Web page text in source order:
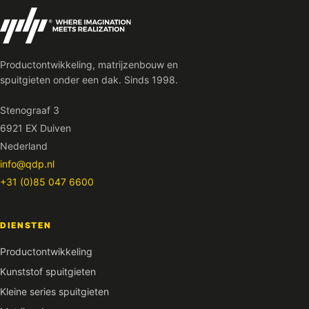
Productontwikkeling, matrijzenbouw en
spuitgieten onder een dak. Sinds 1998.
Stenograaf 3
6921 EX Duiven
Nederland
info@qdp.nl
+31 (0)85 047 6600
DIENSTEN
Productontwikkeling
Kunststof spuitgieten
Kleine series spuitgieten